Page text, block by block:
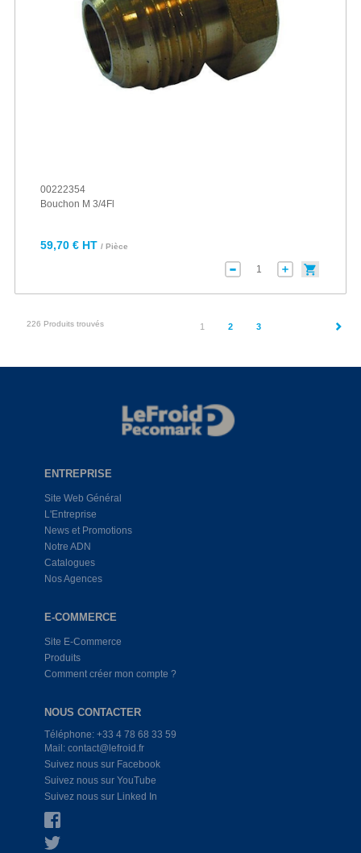
00222354
Bouchon M 3/4Fl
59,70 € HT / Pièce
226 Produits trouvés 1 (current)
2 3
ENTREPRISE
Site Web Général
L'Entreprise
News et Promotions
Notre ADN
Catalogues
Nos Agences
E-COMMERCE
Site E-Commerce
Produits
Comment créer mon compte ?
NOUS CONTACTER
Téléphone: +33 4 78 68 33 59
Mail: contact@lefroid.fr
Suivez nous sur Facebook
Suivez nous sur YouTube
Suivez nous sur Linked In